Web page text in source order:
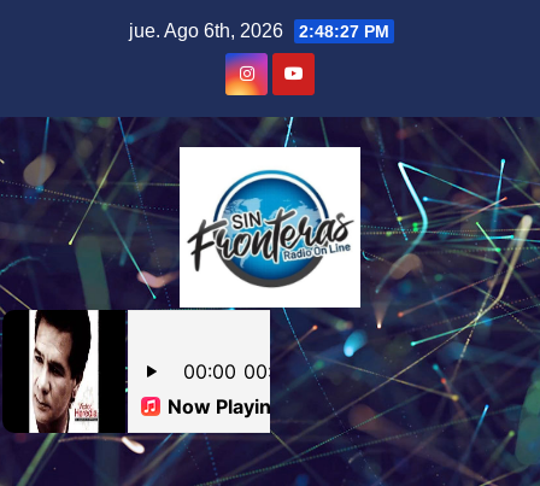
jue. Ago 6th, 2026 2:48:28 PM